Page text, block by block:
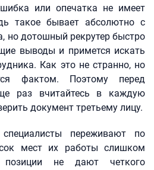
или опечатка не имеет
такое бывает абсолютно с
но дотошный рекрутер быстро
выводы и примется искать
Как это не странно, но
фактом. Поэтому перед
раз вчитайтесь в каждую
документ третьему лицу.
переживают по
мест их работы слишком
позиции не дают четкого